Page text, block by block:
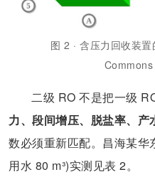
图 2 · 含压力回收装
二级 RO 不是把一级
力、段间增压、脱盐率、产
数必须重新匹配。昌海某华
用水 80 m³)实测见表 2。